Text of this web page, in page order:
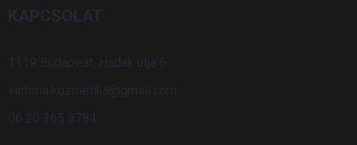
KAPCSOLAT
1119 Budapest, Hadak útja 6.
victoria.kozmetika@gmail.com
06 20 365 8784